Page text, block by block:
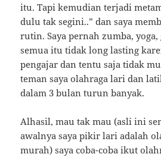
itu. Tapi kemudian terjadi
dulu tak segini..” dan saya
rutin. Saya pernah zumba,
semua itu tidak long lasting
pengajar dan tentu saja tidak
teman saya olahraga lari dan
dalam 3 bulan turun banyak.
Alhasil, mau tak mau (asli ini
awalnya saya pikir lari adalah
murah) saya coba-coba ikut